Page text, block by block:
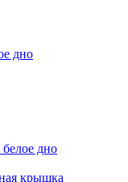
дно
дно